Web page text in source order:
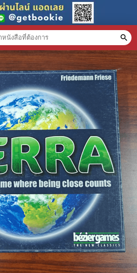
search
ดหมู่สินค้า clear
เท่านั้น
องสั้น